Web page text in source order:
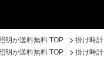
明が送料無料 TOP 掛け時計
明が送料無料 TOP
掛け時計